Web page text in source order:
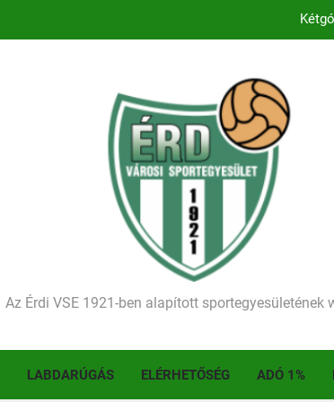
Kezdődik a
Történelmet írt az I. Érdi Football
Ellenfelünk visszalépése miatt
Kezdődik a
Történelmet írt az I. Érdi Football
Az Érdi VSE 1921-ben alapított sportegyesületének
LABDARÚGÁS ELÉRHETŐSÉG ADÓ 1%